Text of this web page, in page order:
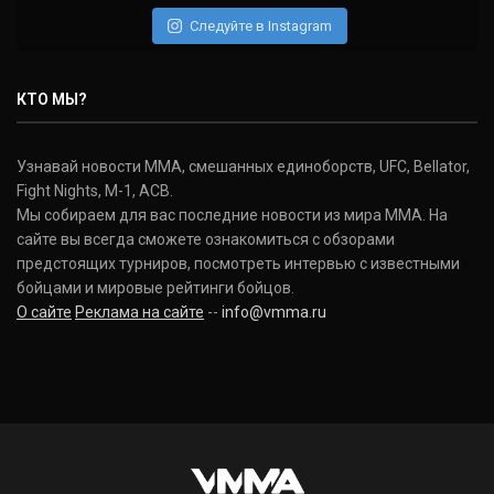
(22-2-0, 1)
Donald Cerrone
(36-15-0, 1)
Исраэль Адесанья
Israel Adesanya
(19-0-0, 0)
Следуйте в Instagram
КТО МЫ?
Узнавай новости ММА, смешанных единоборств, UFC, Bellator,
Fight Nights, M-1, ACB.
Мы собираем для вас последние новости из мира ММА. На
сайте вы всегда сможете ознакомиться с обзорами
предстоящих турниров, посмотреть интервью с известными
бойцами и мировые рейтинги бойцов.
О сайте Реклама на сайте -- info@vmma.ru